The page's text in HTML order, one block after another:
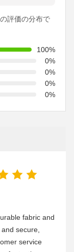
評価の分布で
100%
0%
0%
0%
0%
fabric and
secure,
service